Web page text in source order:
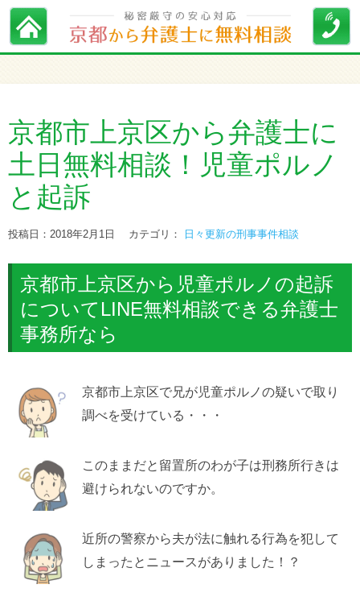
京都市上京区から弁護士に
土日無料相談！児童ポルノ
と起訴
投稿日：2018年2月1日 カテゴリ： 日々更新の刑事事件相談
京都市上京区から児童ポルノの起訴
についてLINE無料相談できる弁護士
事務所なら
京都市上京区で兄が児童ポルノの疑いで取り
調べを受けている・・・
このままだと留置所のわが子は刑務所行きは
避けられないのですか。
近所の警察から夫が法に触れる行為を犯して
しまったとニュースがありました！？